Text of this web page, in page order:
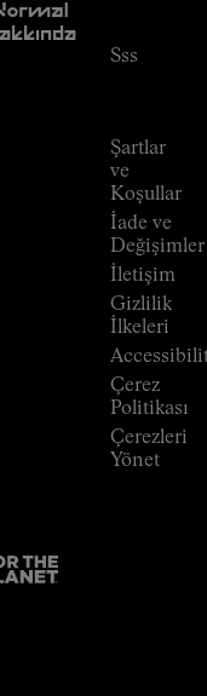
Sss
Şartlar
ve
Koşullar
İade ve
Değişimler
İletişim
Gizlilik
İlkeleri
Çerez
Politikası
Çerezleri
Yönet